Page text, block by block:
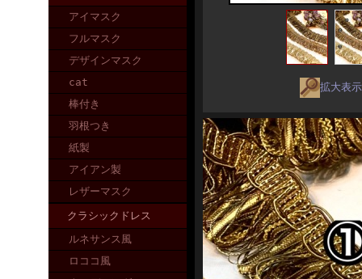
アイマスク
フルマスク
デザインマスク
cat
棒付き
羽根つき
紙製
アイアン製
レザーマスク
クラシックドレス
ルネサンス風
ロココ風
拡大表示